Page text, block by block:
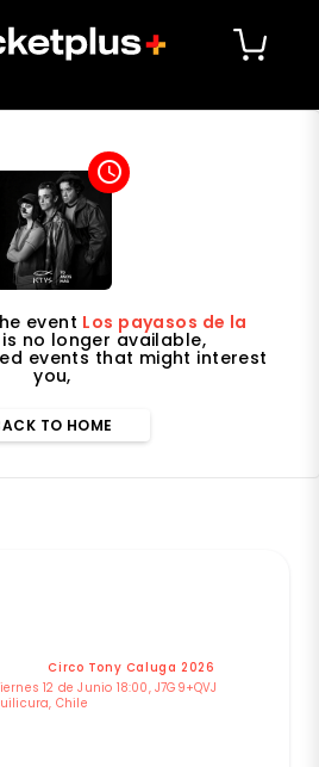
access_time
event Los payasos de la
is no longer available,
events that might interest
you,
TO HOME
Circo Tony Caluga 2026
12 de Junio 18:00, J7G9+QVJ
Chile